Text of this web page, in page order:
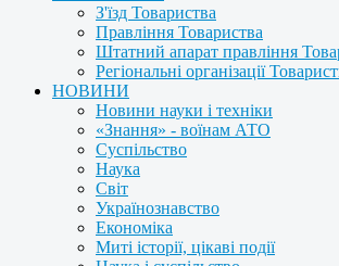
З'їзд Товариства
Правління Товариства
Штатний апарат правління
Регіональні організації
НОВИНИ
Новини науки і техніки
«Знання» - воїнам АТО
Суспільство
Наука
Світ
Українознавство
Економіка
Миті історії, цікаві події